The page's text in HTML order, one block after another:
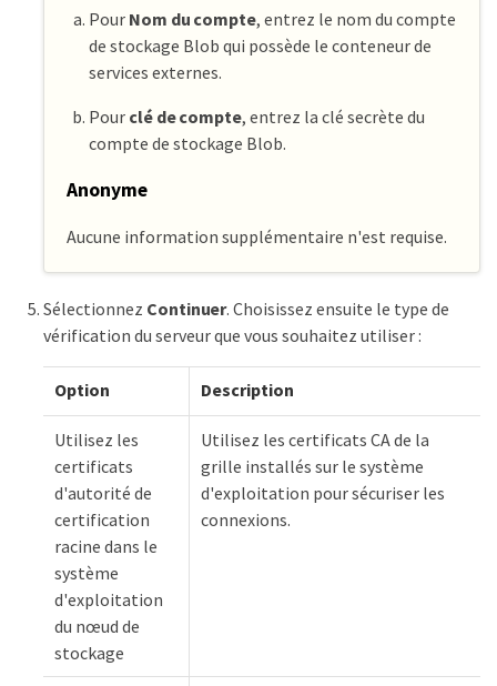
Pour Nom du compte, entrez le nom du compte
de stockage Blob qui possède le conteneur de
services externes.
Pour clé de compte, entrez la clé secrète du
compte de stockage Blob.
Anonyme
Aucune information supplémentaire n'est requise.
Sélectionnez Continuer. Choisissez ensuite le type de
vérification du serveur que vous souhaitez utiliser :
Option Description
Utilisez les
certificats
d'autorité de
certification
racine dans le
système
d'exploitation
du nœud de
stockage
Utilisez les certificats CA de la
grille installés sur le système
d'exploitation pour sécuriser les
connexions.